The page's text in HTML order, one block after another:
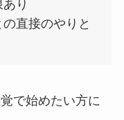
り
直接のやりと
で始めたい方に